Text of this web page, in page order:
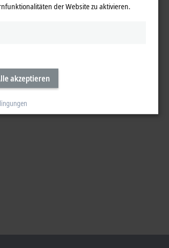
der Website zu aktivieren.
akzeptieren